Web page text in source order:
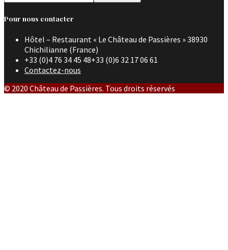
Pour nous contacter
Hôtel – Restaurant « Le Château de Passières » 38930
Chichilianne (France)
+33 (0)4 76 34 45 48+33 (0)6 32 17 06 61
Contactez-nous
© 2020 Château de Passières. Tous droits réservés